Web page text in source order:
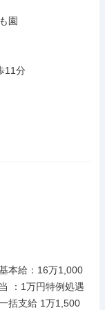
園
11分
本給：16万1,000
：1万円特例処遇
括支給 1万1,500